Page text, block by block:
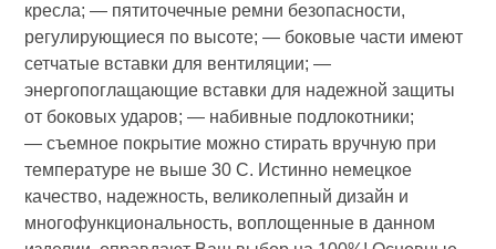
кресла; — пятиточечные ремни безопасности,
регулирующиеся по высоте; — боковые части имеют
сетчатые вставки для вентиляции; —
энергопоглащающие вставки для надежной защиты
от боковых ударов; — набивные подлокотники;
— съемное покрытие можно стирать вручную при
температуре не выше 30 С. Истинно немецкое
качество, надежность, великолепный дизайн и
многофункциональность, воплощенные в данном